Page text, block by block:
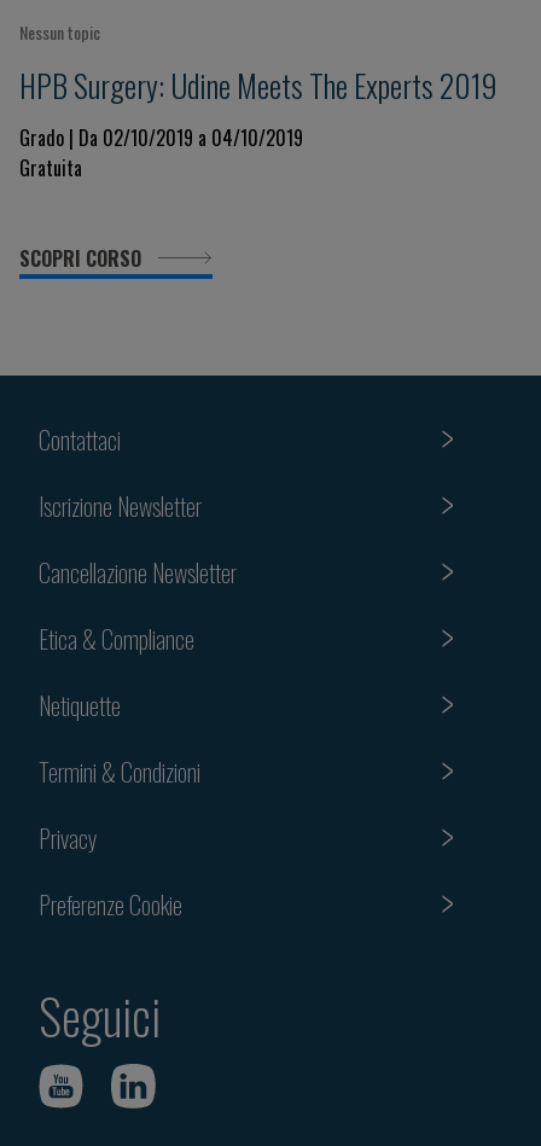
Nessun topic
HPB Surgery: Udine Meets The Experts 2019
Grado | Da 02/10/2019 a 04/10/2019
Gratuita
SCOPRI CORSO
Contattaci
Iscrizione Newsletter
Cancellazione Newsletter
Etica & Compliance
Netiquette
Termini & Condizioni
Privacy
Preferenze Cookie
Seguici